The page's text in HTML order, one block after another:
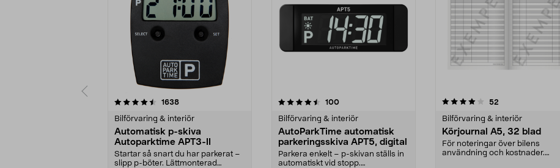
1638recensioner
Bilförvaring & interiör
Automatisk p-skiva
Autoparktime APT3-II
Startar så snart du har parkerat –
slipp p-böter. Lättmonterad
4.5 av 5 stjärnor 100recensioner
Bilförvaring & interiör
AutoParkTime automatisk
parkeringsskiva APT5, digital
Parkera enkelt – p-skivan ställs in
automatiskt vid stopp.
4.0 av 5 stjärnor 52
Bilförvaring & interiör
Körjournal A5, 32 blad
För noteringar över bilens
användning och kostnader.
4.5 av 5 stjärnor